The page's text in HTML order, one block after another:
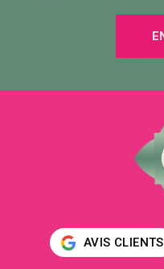
AVIS CLIENTS